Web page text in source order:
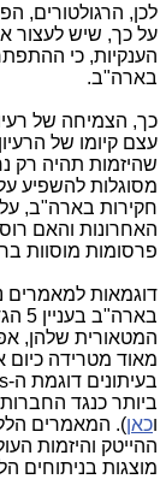
לכן, הרגולטורים,
על כך, שיש לעצור
הענקיות, כי
בארה"ב.
כך, הצמיחה של
עצם קיומו של
שהיזמות תהיה רק
מסוגלות להשפיע
חקירות בארה"ב,
האחרונות והאם
פרסומות מוסוות
דוגמאות למאמרים
המטאורית שלהן,
מאוד מטרידה כיום
ביותר כנגד
וכאן). המאמרים
ההייטק והיזמות
מוצגות בניתוחים